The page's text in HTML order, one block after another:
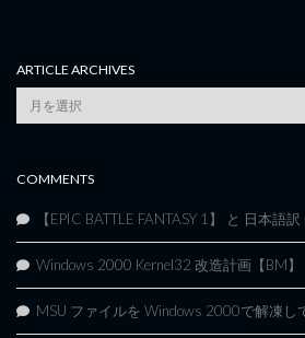
ARTICLE ARCHIVES
Article
Archives
COMMENTS
【EPIC BATTLE FANTASY 1】 と 日本語訳
Windows 2000 Kernel32 改造計画【BM】
MSU ファイルを Windows 2000で解凍し